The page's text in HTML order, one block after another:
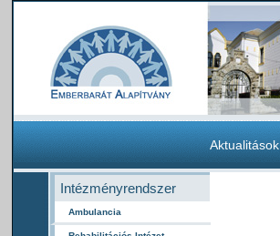
Aktualitások
Intézményrendszer
Ambulancia